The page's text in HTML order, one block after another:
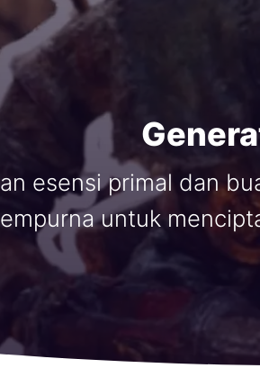
esensi primal dan
untuk